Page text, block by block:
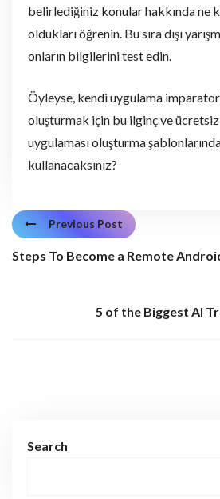
belirlediğiniz konular hakkında ne
oldukları öğrenin. Bu sıra dışı
onların bilgilerini test edin.
Öyleyse, kendi uygulama
oluşturmak için bu ilginç ve
uygulaması oluşturma
kullanacaksınız?
Previous Post
Steps To Become a Remote
5 of the Biggest AI
Search